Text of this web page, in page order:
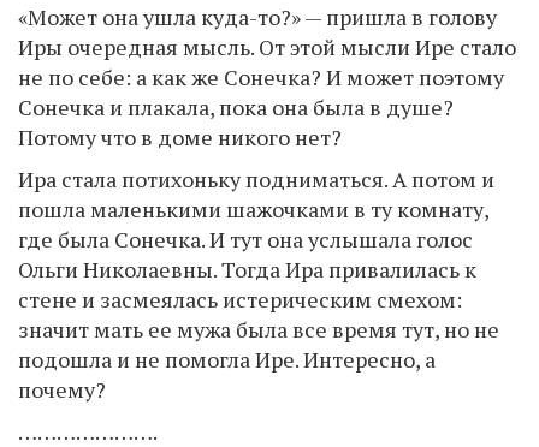
«Может она ушла куда-то?» — пришла в голову
Иры очередная мысль. От этой мысли Ире стало
не по себе: а как же Сонечка? И может поэтому
Сонечка и плакала, пока она была в душе?
Потому что в доме никого нет?
Ира стала потихоньку подниматься. А потом и
пошла маленькими шажочками в ту комнату,
где была Сонечка. И тут она услышала голос
Ольги Николаевны. Тогда Ира привалилась к
стене и засмеялась истерическим смехом:
значит мать ее мужа была все время тут, но не
подошла и не помогла Ире. Интересно, а
почему?
………………….